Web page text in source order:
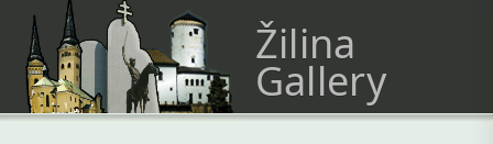
Žilina
Gallery